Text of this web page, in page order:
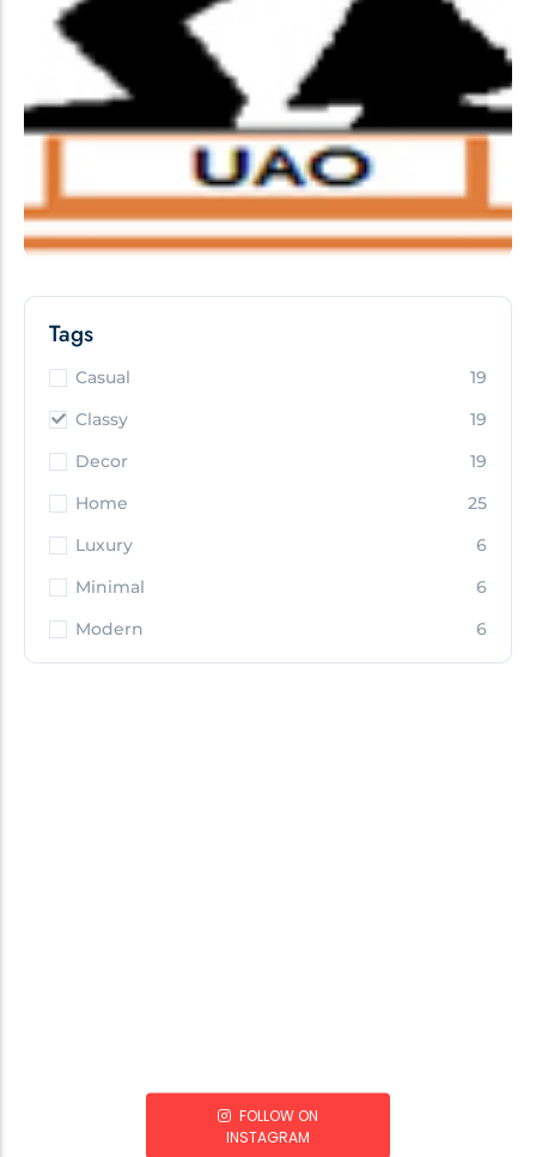
Tags
Casual
19
Classy
19
Decor
19
Home
25
Luxury
6
Minimal
6
Modern
6
FOLLOW ON
INSTAGRAM